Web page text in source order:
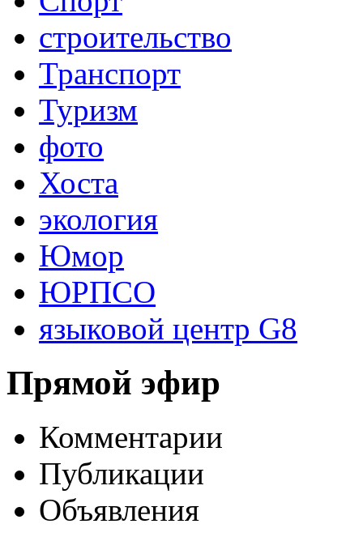
строительство
Транспорт
Туризм
фото
Хоста
экология
Юмор
ЮРПСО
языковой центр G8
Прямой эфир
Комментарии
Публикации
Объявления